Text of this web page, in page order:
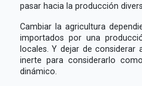
pasar hacia la producción
Cambiar la agricultura
importados por una
locales. Y dejar de considerar
inerte para considerarlo
dinámico.